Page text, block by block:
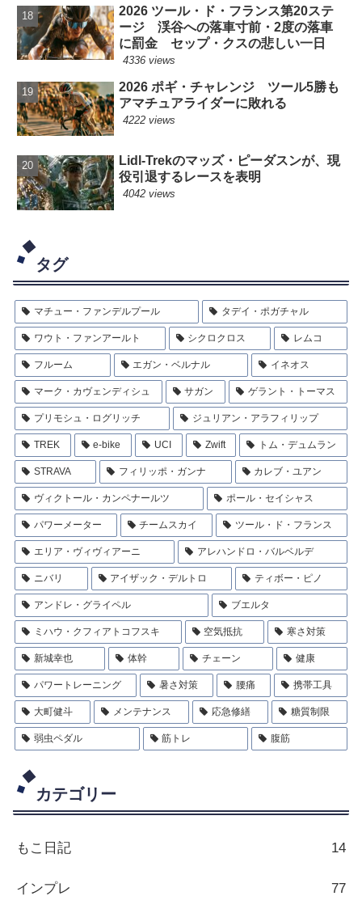
2026 ツール・ド・フランス第20ステ
ージ 渓谷への落車寸前・2度の落車
に罰金 セップ・クスの悲しい一日
4336 views
2026 ポギ・チャレンジ ツール5勝も
アマチュアライダーに敗れる
4222 views
Lidl-Trekのマッズ・ピーダスンが、現
役引退するレースを表明
4042 views
タグ
マチュー・ファンデルプール タデイ・ポガチャル
ワウト・ファンアールト シクロクロス レムコ
フルーム エガン・ベルナル イネオス
マーク・カヴェンディシュ サガン ゲラント・トーマス
プリモシュ・ログリッチ ジュリアン・アラフィリップ
TREK e-bike UCI Zwift トム・デュムラン
STRAVA フィリッポ・ガンナ カレブ・ユアン
ヴィクトール・カンペナールツ ポール・セイシャス
パワーメーター チームスカイ ツール・ド・フランス
エリア・ヴィヴィアーニ アレハンドロ・バルベルデ
ニバリ アイザック・デルトロ ティボー・ピノ
アンドレ・グライペル ブエルタ
ミハウ・クフィアトコフスキ 空気抵抗 寒さ対策
新城幸也 体幹 チェーン 健康
パワートレーニング 暑さ対策 腰痛 携帯工具
大町健斗 メンテナンス 応急修繕 糖質制限
弱虫ペダル 筋トレ 腹筋
カテゴリー
もこ日記 14
インプレ 77